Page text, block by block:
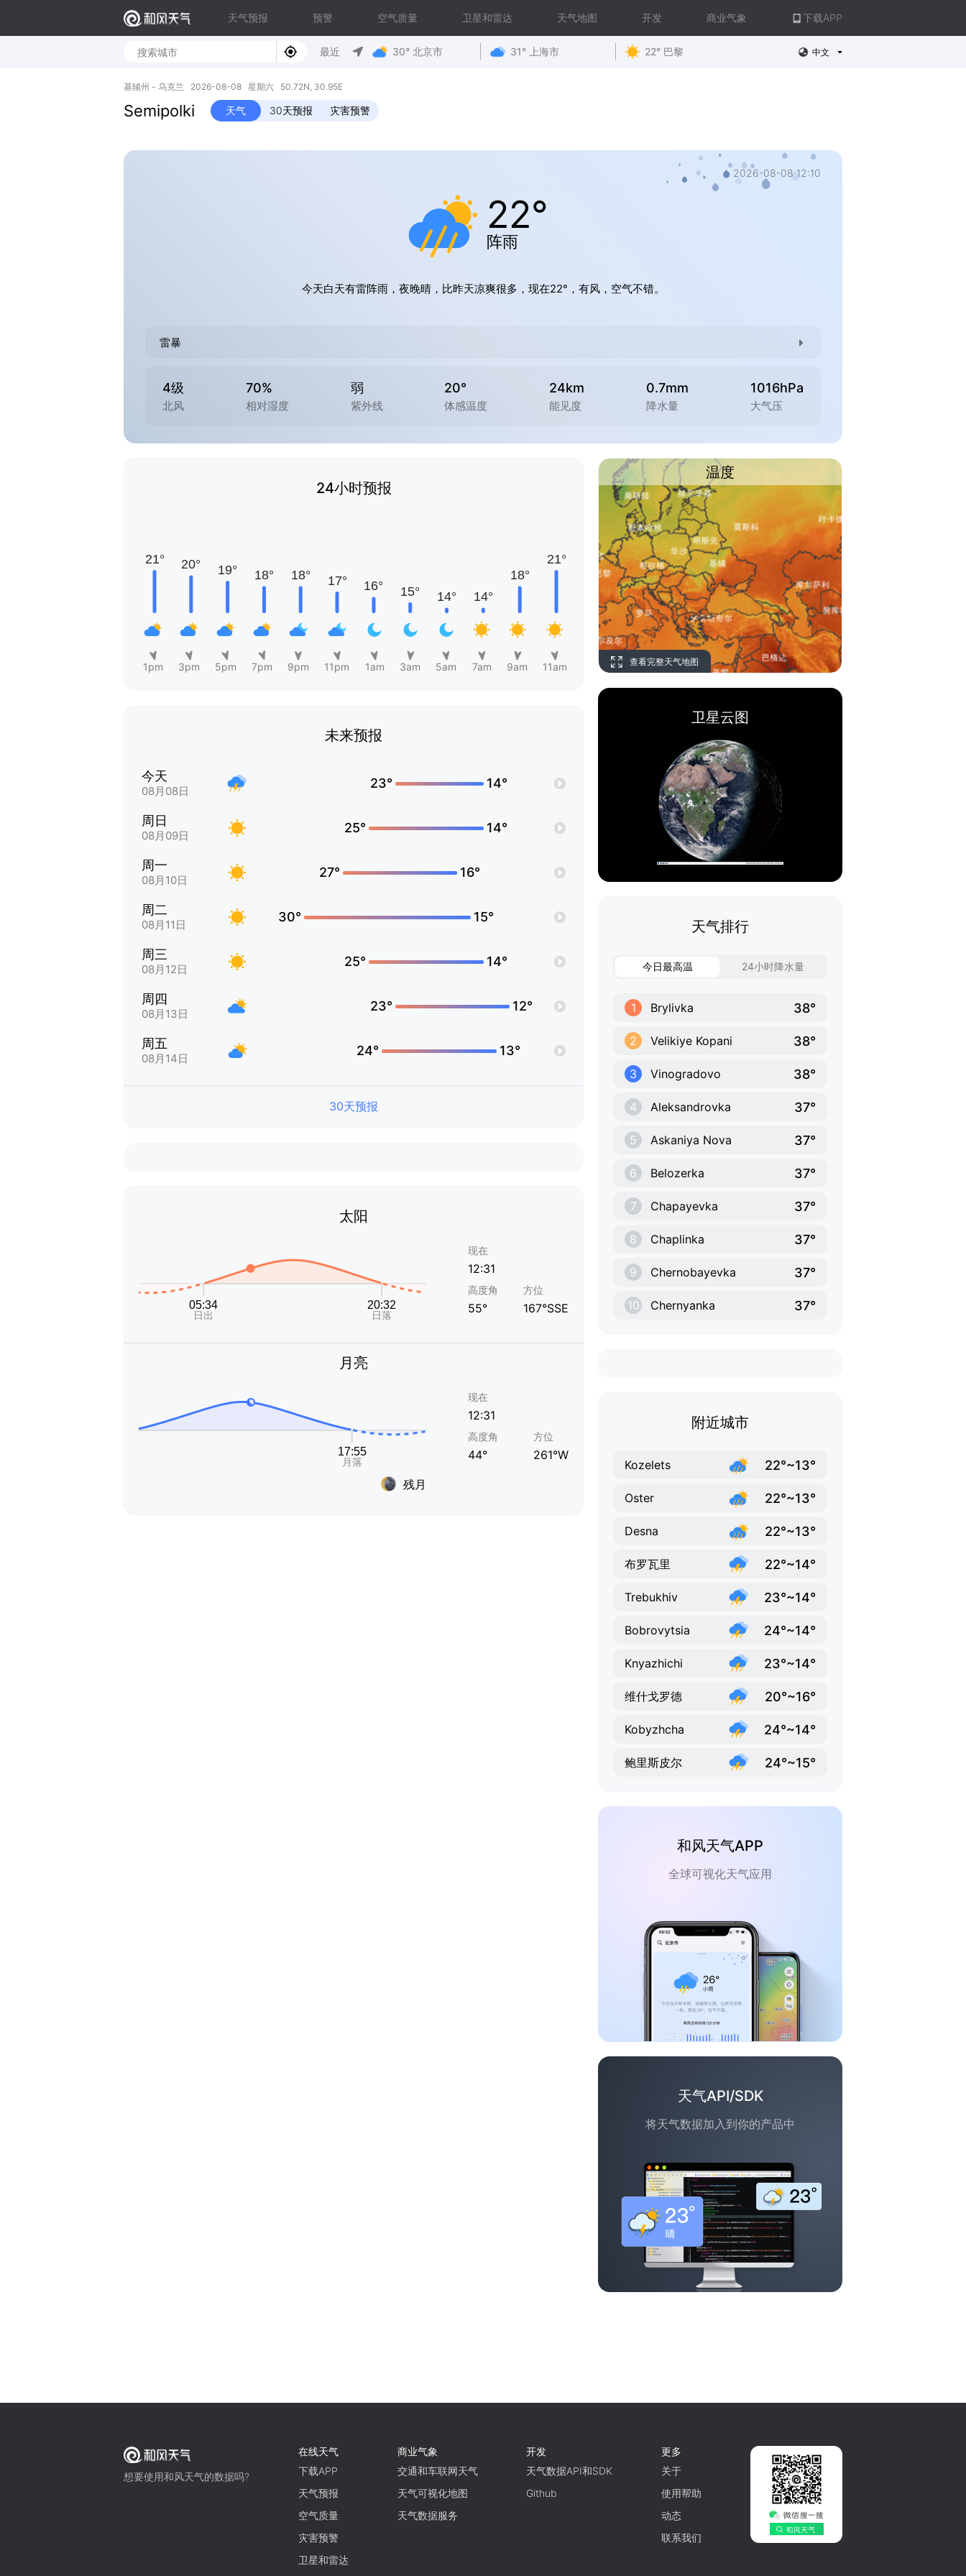
天气预报 预警 空气质量 卫星和雷达 天气地图 开发 商业气象 下载APP
最近 30° 北京市 31° 上海市 22° 巴黎 中文
基辅州 - 乌克兰 2026-08-08 星期六 50.72N, 30.95E
Semipolki 天气 30天预报 灾害预警
2026-08-08 12:10
22°
阵雨
今天白天有雷阵雨，夜晚晴，比昨天凉爽很多，现在22°，有风，空气不错。
雷暴
4级
北风
70%
相对湿度
弱
紫外线
20°
体感温度
24km
能见度
0.7mm
降水量
1016hPa
大气压
24小时预报
1pm 3pm 5pm 7pm 9pm 11pm 1am 3am 5am 7am 9am 11am
未来预报
今天
08月08日
23° 14°
周日
08月09日
25° 14°
周一
08月10日
27° 16°
周二
08月11日
30° 15°
周三
08月12日
25° 14°
周四
08月13日
23° 12°
周五
08月14日
24° 13°
30天预报
太阳
现在
12:31
高度角
55°
方位
167°SSE
月亮
残月
现在
12:31
高度角
44°
方位
261°W
温度
查看完整天气地图
卫星云图
天气排行
今日最高温 24小时降水量
1 Brylivka 38°
2 Velikiye Kopani 38°
3 Vinogradovo 38°
4 Aleksandrovka 37°
5 Askaniya Nova 37°
6 Belozerka 37°
7 Chapayevka 37°
8 Chaplinka 37°
9 Chernobayevka 37°
10 Chernyanka 37°
附近城市
Kozelets 22°~13°
Oster 22°~13°
Desna 22°~13°
布罗瓦里 22°~14°
Trebukhiv 23°~14°
Bobrovytsia 24°~14°
Knyazhichi 23°~14°
维什戈罗德 20°~16°
Kobyzhcha 24°~14°
鲍里斯皮尔 24°~15°
和风天气APP
全球可视化天气应用
天气API/SDK
将天气数据加入到你的产品中
想要使用和风天气的数据吗?
在线天气
下载APP
天气预报
空气质量
灾害预警
卫星和雷达
商业气象
交通和车联网天气
天气可视化地图
天气数据服务
开发
天气数据API和SDK
Github
更多
关于
使用帮助
动态
联系我们